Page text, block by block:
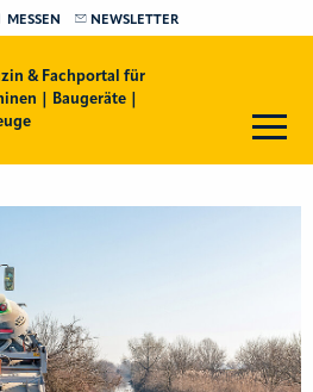
MESSEN NEWSLETTER
& Fachportal für
| Baugeräte |